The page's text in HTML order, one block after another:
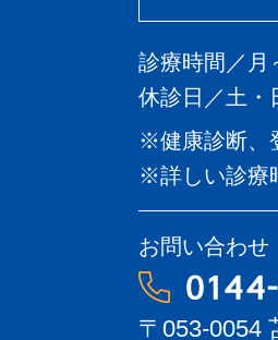
診療時間／
休診日／土・
※健康診断、
※詳しい診療
お問い合わせ
〒053-0054